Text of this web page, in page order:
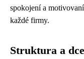
spokojení a
každé firmy.
Struktura a